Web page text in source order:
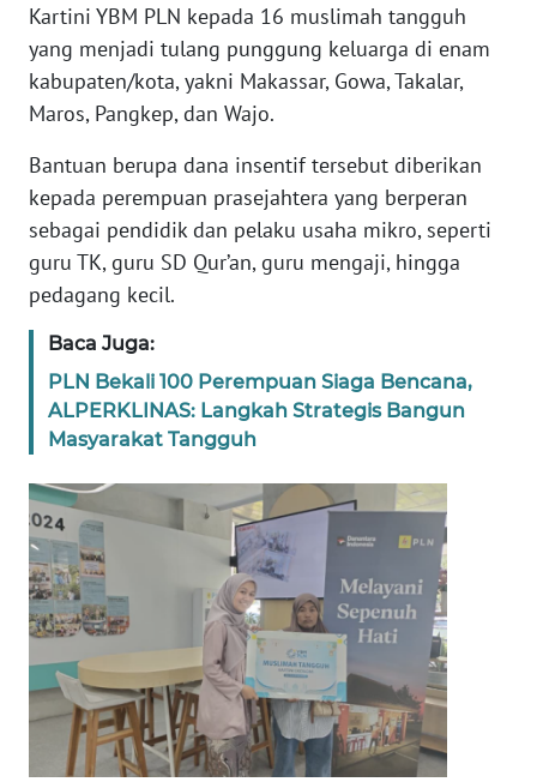
Kartini YBM PLN kepada 16 muslimah tangguh
yang menjadi tulang punggung keluarga di enam
kabupaten/kota, yakni Makassar, Gowa, Takalar,
Maros, Pangkep, dan Wajo.
Bantuan berupa dana insentif tersebut diberikan
kepada perempuan prasejahtera yang berperan
sebagai pendidik dan pelaku usaha mikro, seperti
guru TK, guru SD Qur’an, guru mengaji, hingga
pedagang kecil.
Baca Juga:
PLN Bekali 100 Perempuan Siaga Bencana,
ALPERKLINAS: Langkah Strategis Bangun
Masyarakat Tangguh
Regional
WN
SUMUT
WN
JAKARTA
WN
JABAR
WN
BANTEN
WN
WN
KEPRI
WN
PAPUA
WN
PAPUA
BARAT